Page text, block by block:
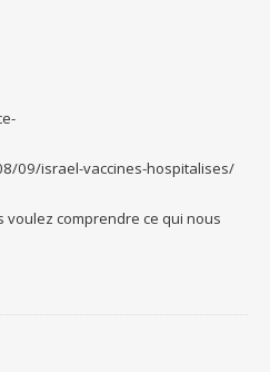
09/israel-vaccines-hospitalises/
voulez comprendre ce qui nous